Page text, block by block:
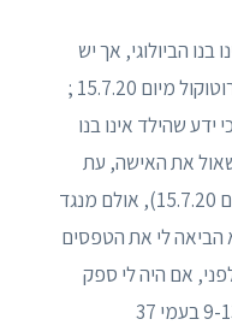
הביולוגי, אך יש
לדחות ניסיונות מאוחרים אלה, המנוגדים להודאותיה המפורשות בכתב ובעל פה. ראו: עמי 49 לפרוטוקול מיום 15.7.20 ;
האיש, כי ידע שהילד אינו בנו
את האישה, עת
הודיעה לו על הפירוד, האם הילד הוא אכן בנו הביולוגי (ש׳ 16-18, 26-28 בעמי 36 לפרוטוקול מיום 15.7.20), אולם מנגד
כי "עד אותו יום שהיא הביאה לי את הטפסים
אם היה לי ספק
שהילד הוא לא שלי הייתי עושה כל דבר בשביל לעשות לזה סוף". ראו: ש׳ 13, 29-31 בעמי 36, ש׳ 9-13 בעמי 37